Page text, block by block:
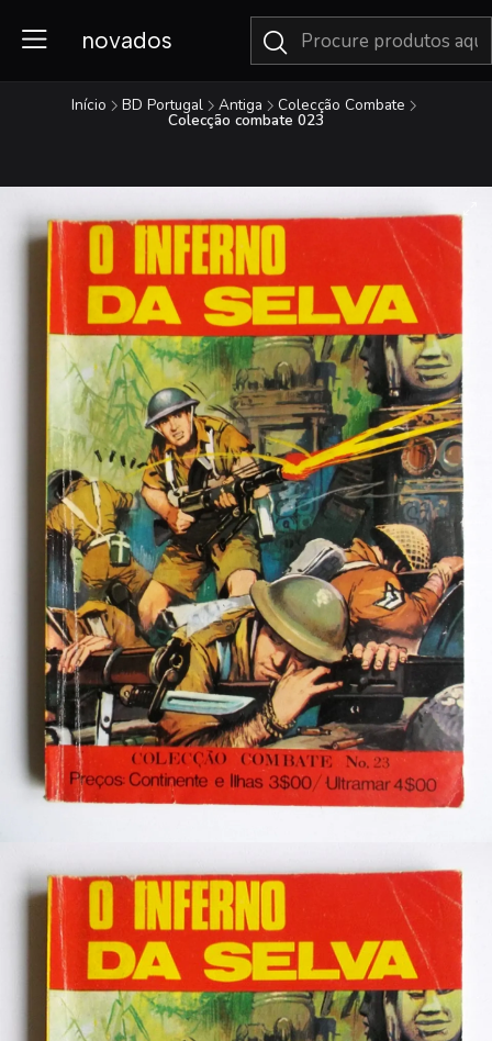
novados
Início BD Portugal Antiga Colecção Combate
Colecção combate 023